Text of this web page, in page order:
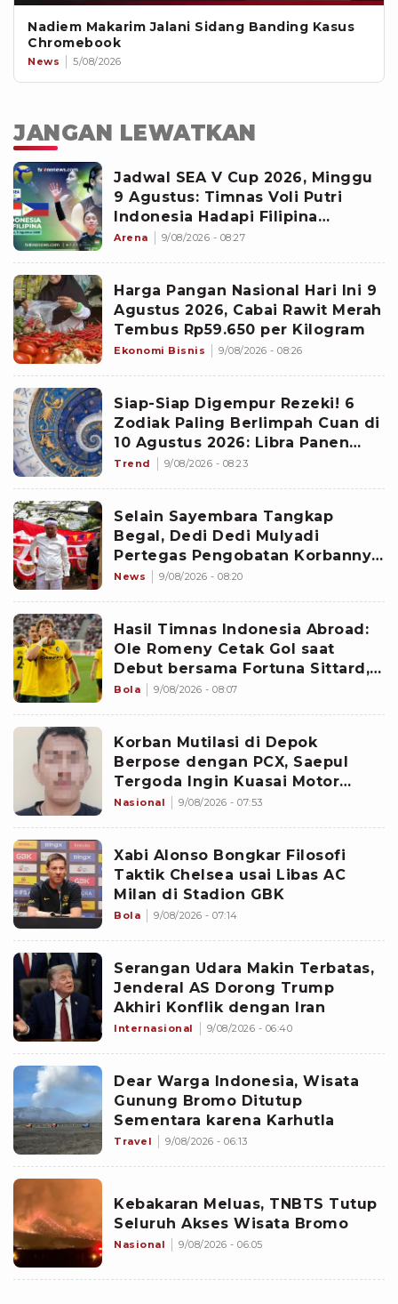
Nadiem Makarim Jalani Sidang Banding Kasus
Chromebook
News 5/08/2026
JANGAN LEWATKAN
Jadwal SEA V Cup 2026, Minggu
9 Agustus: Timnas Voli Putri
Indonesia Hadapi Filipina
Diperebutan Runner-up
Arena 9/08/2026 - 08:27
Harga Pangan Nasional Hari Ini 9
Agustus 2026, Cabai Rawit Merah
Tembus Rp59.650 per Kilogram
Ekonomi Bisnis 9/08/2026 - 08:26
Siap-Siap Digempur Rezeki! 6
Zodiak Paling Berlimpah Cuan di
10 Agustus 2026: Libra Panen
Proyek Emas
Trend 9/08/2026 - 08:23
Selain Sayembara Tangkap
Begal, Dedi Dedi Mulyadi
Pertegas Pengobatan Korbannya
Bakal Dibiayai Pemprov Jawa
News 9/08/2026 - 08:20
Hasil Timnas Indonesia Abroad:
Ole Romeny Cetak Gol saat
Debut bersama Fortuna Sittard,
Justin Hubner Main Penuh
Bola 9/08/2026 - 08:07
Korban Mutilasi di Depok
Berpose dengan PCX, Saepul
Tergoda Ingin Kuasai Motor
Kunaefi
Nasional 9/08/2026 - 07:53
Xabi Alonso Bongkar Filosofi
Taktik Chelsea usai Libas AC
Milan di Stadion GBK
Bola 9/08/2026 - 07:14
Serangan Udara Makin Terbatas,
Jenderal AS Dorong Trump
Akhiri Konflik dengan Iran
Internasional 9/08/2026 - 06:40
Dear Warga Indonesia, Wisata
Gunung Bromo Ditutup
Sementara karena Karhutla
Travel 9/08/2026 - 06:13
Kebakaran Meluas, TNBTS Tutup
Seluruh Akses Wisata Bromo
Nasional 9/08/2026 - 06:05